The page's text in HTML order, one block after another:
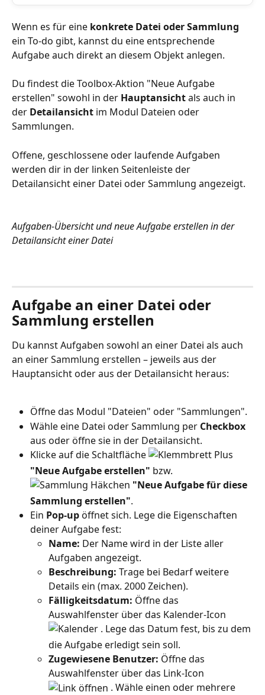
Wenn es für eine konkrete Datei oder Sammlung
ein To-do gibt, kannst du eine entsprechende
Aufgabe auch direkt an diesem Objekt anlegen.
Du findest die Toolbox-Aktion "Neue Aufgabe
erstellen" sowohl in der Hauptansicht als auch in
der Detailansicht im Modul Dateien oder
Sammlungen.
Offene, geschlossene oder laufende Aufgaben
werden dir in der linken Seitenleiste der
Detailansicht einer Datei oder Sammlung angezeigt.
Aufgaben-Übersicht und neue Aufgabe erstellen in der
Detailansicht einer Datei
Aufgabe an einer Datei oder
Sammlung erstellen
Du kannst Aufgaben sowohl an einer Datei als auch
an einer Sammlung erstellen – jeweils aus der
Hauptansicht oder aus der Detailansicht heraus:
Öffne das Modul "Dateien" oder "Sammlungen".
Wähle eine Datei oder Sammlung per Checkbox
aus oder öffne sie in der Detailansicht.
Klicke auf die Schaltfläche
"Neue Aufgabe erstellen" bzw.
"Neue Aufgabe für diese
Sammlung erstellen".
Ein Pop-up öffnet sich. Lege die Eigenschaften
deiner Aufgabe fest:
Name: Der Name wird in der Liste aller
Aufgaben angezeigt.
Beschreibung: Trage bei Bedarf weitere
Details ein (max. 2000 Zeichen).
Fälligkeitsdatum: Öffne das
Auswahlfenster über das Kalender-Icon
. Lege das Datum fest, bis zu dem
die Aufgabe erledigt sein soll.
Zugewiesene Benutzer: Öffne das
Auswahlfenster über das Link-Icon
. Wähle einen oder mehrere